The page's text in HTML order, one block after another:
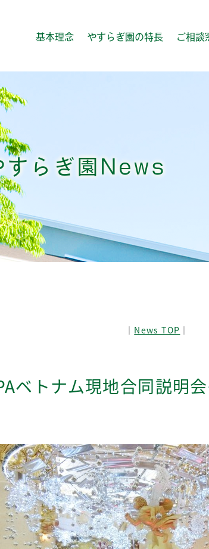
基本理念 やすらぎ園の特長 ご相談
すらぎ園News
│ News TOP │
ベトナム現地合同説明